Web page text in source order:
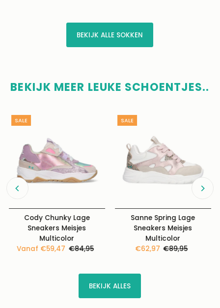
BEKIJK ALLE SOKKEN
BEKIJK MEER LEUKE SCHOENTJES..
SALE
Cody Chunky Lage
Sneakers Meisjes
Multicolor
Kortingsprijs
Vanaf €59,47 Normale
€84,95
SALE
Sanne Spring Lage
Sneakers Meisjes
Multicolor
Kortingsprijs
€62,97 Normale
€89,95
BEKIJK ALLES